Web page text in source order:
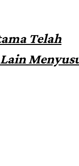
Telah